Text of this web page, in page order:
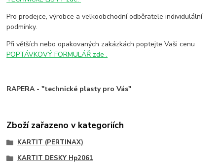
Pro prodejce, výrobce a velkoobchodní odběratele individulální
podmínky.
Při větších nebo opakovaných zakázkách poptejte Vaši cenu
POPTÁVKOVÝ FORMULÁŘ zde .
RAPERA - "technické plasty pro Vás"
Zboží zařazeno v kategoriích
KARTIT (PERTINAX)
KARTIT DESKY Hp2061